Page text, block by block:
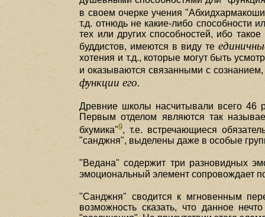
в своем очерке учения
т.д. отнюдь не какие-либо способности
тех или других способностей, ибо
буддистов, имеются в виду те
хотения и т.д., которые могут быть
и оказываются связанными с
функции его.
Древние школы насчитывали всего 46
Первым отделом являются так
бхумика"9, т.е. встречающиеся
"санджня", выделены даже в особые
"Ведана" содержит три разновидных
эмоциональный элемент сопровождает
"Санджня" сводится к мгновенным
возможность сказать, что данное